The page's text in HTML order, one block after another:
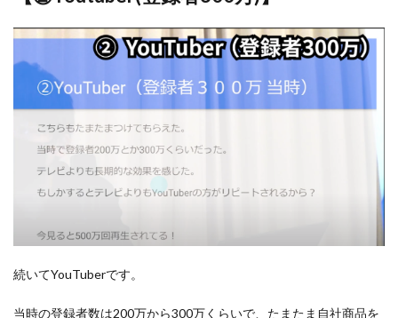
続いてYouTuberです。
当時の登録者数は200万から300万くらいで、たまたま自社商品を